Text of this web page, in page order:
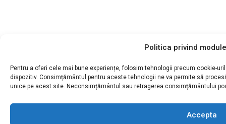
Politica privind
Pentru a oferi cele mai bune experiențe, folosim tehnologii precum cookie-
dispozitiv. Consimțământul pentru aceste tehnologii ne va permite să
unice pe acest site. Neconsimțământul sau retragerea consimțământului
Accepta